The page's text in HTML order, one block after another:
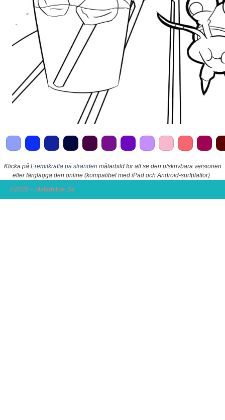
Klicka på Eremitkräfta på stranden målarbild för att se den utskrivbara versionen
eller färglägga den online (kompatibel med iPad och Android-surfplattor).
©2026 – Malarbilder.Se